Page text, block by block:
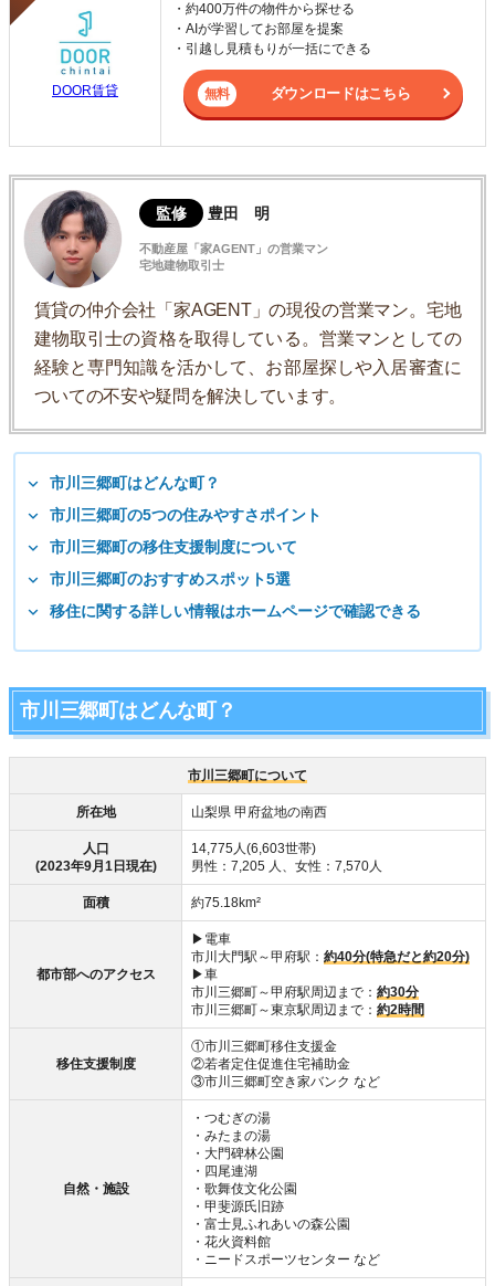
DOOR賃貸
・約400万件の物件から探せる
・AIが学習してお部屋を提案
・引越し見積もりが一括にできる
ダウンロードはこちら
監修 豊田 明
不動産屋「家AGENT」の営業マン
宅地建物取引士
賃貸の仲介会社「家AGENT」の現役の営業マン。宅地
建物取引士の資格を取得している。営業マンとしての
経験と専門知識を活かして、お部屋探しや入居審査に
ついての不安や疑問を解決しています。
市川三郷町はどんな町？
市川三郷町の5つの住みやすさポイント
市川三郷町の移住支援制度について
市川三郷町のおすすめスポット5選
移住に関する詳しい情報はホームページで確認できる
市川三郷町はどんな町？
市川三郷町について
所在地 山梨県 甲府盆地の南西
人口
(2023年9月1日現在)
14,775人(6,603世帯)
男性：7,205 人、女性：7,570人
面積 約75.18km²
都市部へのアクセス
▶電車
市川大門駅～甲府駅： 約40分(特急だと約20分)
▶車
市川三郷町～甲府駅周辺まで： 約30分
市川三郷町～東京駅周辺まで： 約2時間
移住支援制度
①市川三郷町移住支援金
②若者定住促進住宅補助金
③市川三郷町空き家バンク など
自然・施設
・つむぎの湯
・みたまの湯
・大門碑林公園
・四尾連湖
・歌舞伎文化公園
・甲斐源氏旧跡
・富士見ふれあいの森公園
・花火資料館
・ニードスポーツセンター など